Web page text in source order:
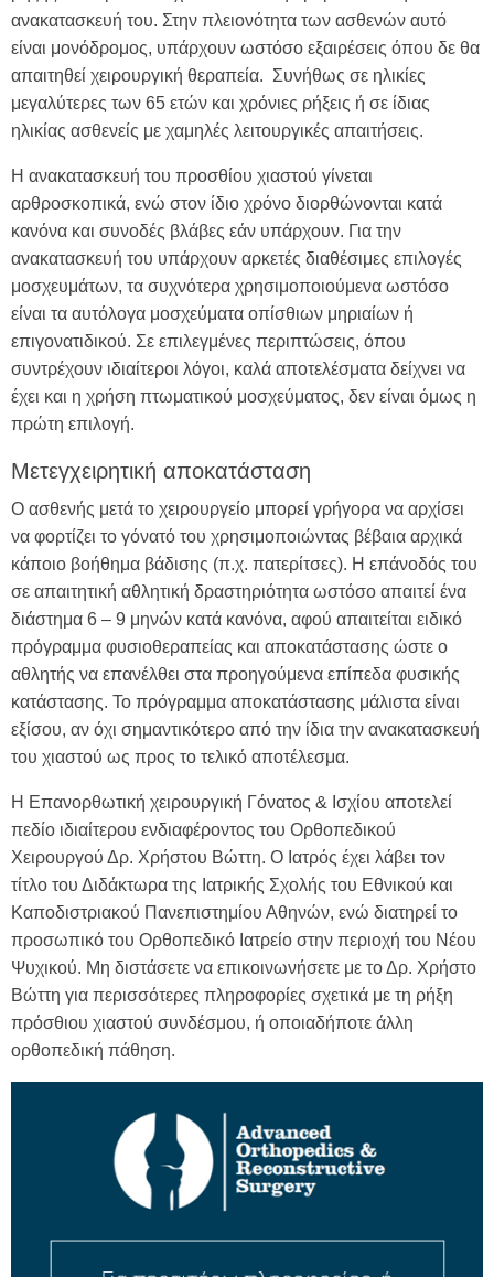
ανακατασκευή του. Στην πλειονότητα των ασθενών αυτό
είναι μονόδρομος, υπάρχουν ωστόσο εξαιρέσεις όπου δε θα
απαιτηθεί χειρουργική θεραπεία. Συνήθως σε ηλικίες
μεγαλύτερες των 65 ετών και χρόνιες ρήξεις ή σε ίδιας
ηλικίας ασθενείς με χαμηλές λειτουργικές απαιτήσεις.
Η ανακατασκευή του προσθίου χιαστού γίνεται
αρθροσκοπικά, ενώ στον ίδιο χρόνο διορθώνονται κατά
κανόνα και συνοδές βλάβες εάν υπάρχουν. Για την
ανακατασκευή του υπάρχουν αρκετές διαθέσιμες επιλογές
μοσχευμάτων, τα συχνότερα χρησιμοποιούμενα ωστόσο
είναι τα αυτόλογα μοσχεύματα οπίσθιων μηριαίων ή
επιγονατιδικού. Σε επιλεγμένες περιπτώσεις, όπου
συντρέχουν ιδιαίτεροι λόγοι, καλά αποτελέσματα δείχνει να
έχει και η χρήση πτωματικού μοσχεύματος, δεν είναι όμως η
πρώτη επιλογή.
Μετεγχειρητική αποκατάσταση
Ο ασθενής μετά το χειρουργείο μπορεί γρήγορα να αρχίσει
να φορτίζει το γόνατό του χρησιμοποιώντας βέβαια αρχικά
κάποιο βοήθημα βάδισης (π.χ. πατερίτσες). Η επάνοδός του
σε απαιτητική αθλητική δραστηριότητα ωστόσο απαιτεί ένα
διάστημα 6 – 9 μηνών κατά κανόνα, αφού απαιτείται ειδικό
πρόγραμμα φυσιοθεραπείας και αποκατάστασης ώστε ο
αθλητής να επανέλθει στα προηγούμενα επίπεδα φυσικής
κατάστασης. Το πρόγραμμα αποκατάστασης μάλιστα είναι
εξίσου, αν όχι σημαντικότερο από την ίδια την ανακατασκευή
του χιαστού ως προς το τελικό αποτέλεσμα.
Η Επανορθωτική χειρουργική Γόνατος & Ισχίου αποτελεί
πεδίο ιδιαίτερου ενδιαφέροντος του Ορθοπεδικού
Χειρουργού Δρ. Χρήστου Βώττη. Ο Ιατρός έχει λάβει τον
τίτλο του Διδάκτωρα της Ιατρικής Σχολής του Εθνικού και
Καποδιστριακού Πανεπιστημίου Αθηνών, ενώ διατηρεί το
προσωπικό του Ορθοπεδικό Ιατρείο στην περιοχή του Νέου
Ψυχικού. Μη διστάσετε να επικοινωνήσετε με το Δρ. Χρήστο
Βώττη για περισσότερες πληροφορίες σχετικά με τη ρήξη
πρόσθιου χιαστού συνδέσμου, ή οποιαδήποτε άλλη
ορθοπεδική πάθηση.